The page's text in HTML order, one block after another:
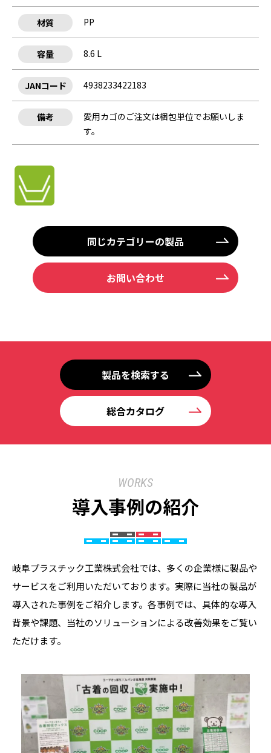
材質 PP
容量 8.6 L
JANコード 4938233422183
備考
愛用カゴのご注文は梱包単位でお願いしま
す。
同じカテゴリーの製品
お問い合わせ
製品を検索する
総合カタログ
WORKS
導入事例の紹介
岐阜プラスチック工業株式会社では、多くの企業様に製品や
サービスをご利用いただいております。実際に当社の製品が
導入された事例をご紹介します。各事例では、具体的な導入
背景や課題、当社のソリューションによる改善効果をご覧い
ただけます。